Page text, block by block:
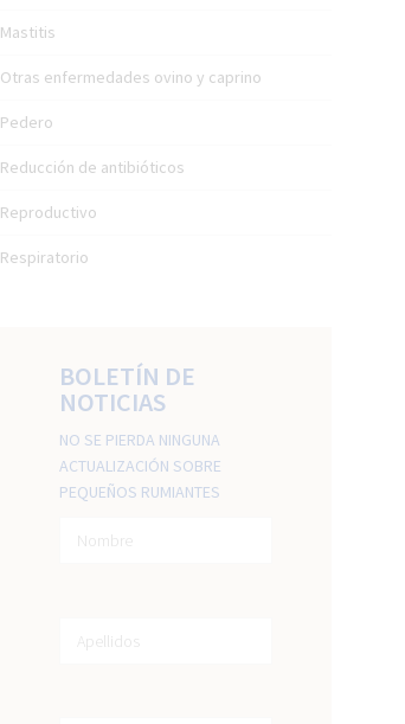
Mastitis
Otras enfermedades ovino y caprino
Pedero
Reducción de antibióticos
Reproductivo
Respiratorio
BOLETÍN DE
NOTICIAS
NO SE PIERDA NINGUNA
ACTUALIZACIÓN SOBRE
PEQUEÑOS RUMIANTES